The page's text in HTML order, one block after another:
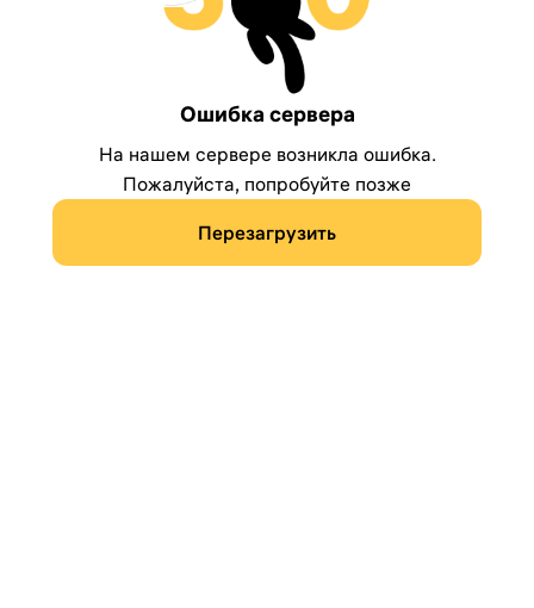
Ошибка сервера
На нашем сервере возникла ошибка.
Пожалуйста, попробуйте позже
Перезагрузить